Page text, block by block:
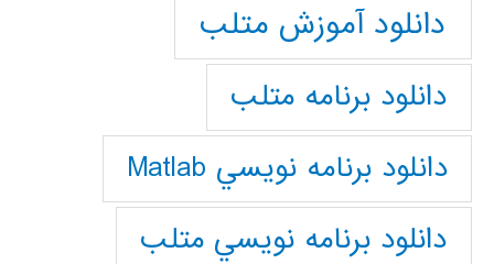
دانلود آموزش متلب
دانلود برنامه متلب
دانلود برنامه نويسي Matlab
دانلود برنامه نويسي متلب